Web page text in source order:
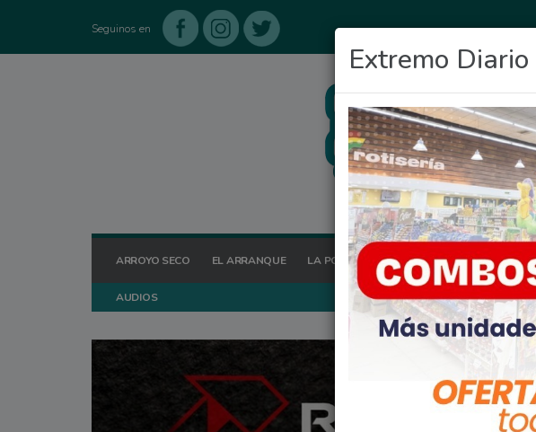
Seguinos en
ARROYO SECO EL ARRANQUE LA POSTA HOY OCIO DEPORTES
AUDIOS
Extremo Diario